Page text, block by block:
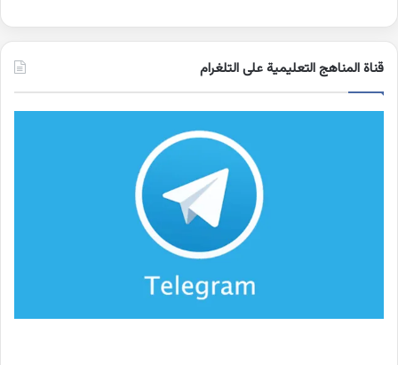
قناة المناهج التعليمية على التلغرام